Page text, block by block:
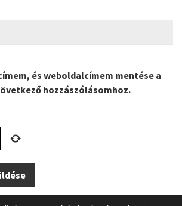
és weboldalcímem mentése a
hozzászólásomhoz.